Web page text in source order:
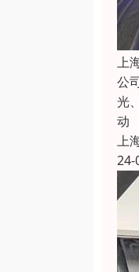
上
公
光
动
上
24-